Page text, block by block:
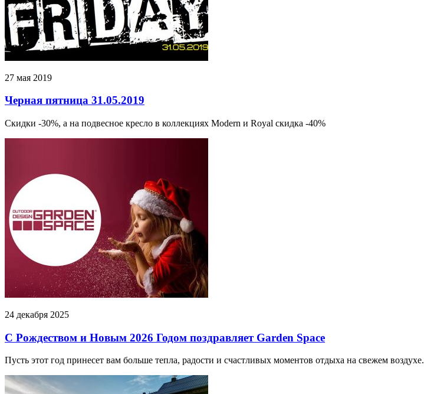
27 мая 2019
Черная пятница 31.05.2019
Скидки -30%, а на подвесное кресло в коллекциях Modern и Royal скидка -40%
24 декабря 2025
С Рождеством и Новым 2026 Годом поздравляет Garden Space
Пусть этот год принесет вам больше тепла, радости и счастливых моментов отдыха на свежем воздухе.